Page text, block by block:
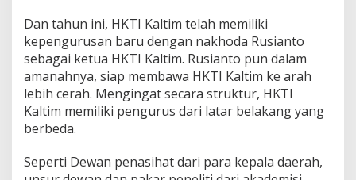
Dan tahun ini, HKTI Kaltim telah memiliki
kepengurusan baru dengan nakhoda Rusianto
sebagai ketua HKTI Kaltim. Rusianto pun dalam
amanahnya, siap membawa HKTI Kaltim ke arah
lebih cerah. Mengingat secara struktur, HKTI
Kaltim memiliki pengurus dari latar belakang yang
berbeda.
Seperti Dewan penasihat dari para kepala daerah,